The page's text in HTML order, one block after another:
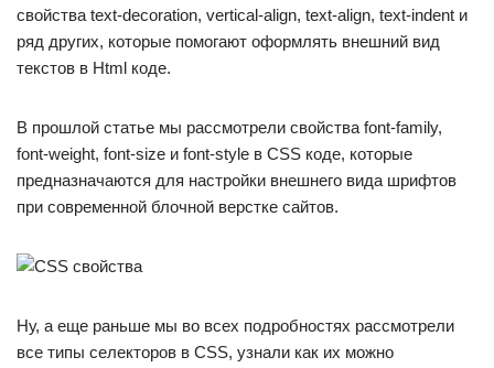
свойства text-decoration, vertical-align, text-align, text-indent и
ряд других, которые помогают оформлять внешний вид
текстов в Html коде.
В прошлой статье мы рассмотрели свойства font-family,
font-weight, font-size и font-style в CSS коде, которые
предназначаются для настройки внешнего вида шрифтов
при современной блочной верстке сайтов.
Ну, а еще раньше мы во всех подробностях рассмотрели
все типы селекторов в CSS, узнали как их можно